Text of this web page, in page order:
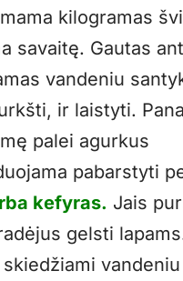
kilogramas
savaitę. Gautas
vandeniu
ir laistyti.
palei agurkus
pabarstyti
kefyras. Jais
gelsti
vandeniu